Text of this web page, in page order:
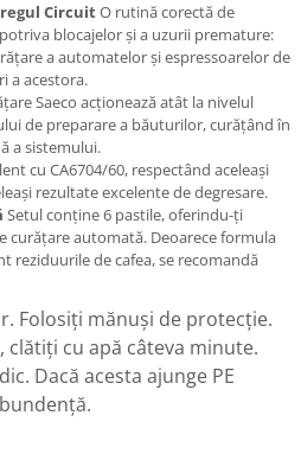
CircuitO rutină corectă de
blocajelor și a uzurii premature:
a automatelor și espressoarelor de
a acestora.
Saeco acționează atât la nivelul
de preparare a băuturilor, curățând în
a sistemului.
cu CA6704/60, respectând aceleași
rezultate excelente de degresare.
Setul conține 6 pastile, oferindu-ți
curățare automată. Deoarece formula
reziduurile de cafea, se recomandă
Folosiți mănuși de protecție.
clătiți cu apă câteva minute.
Dacă acesta ajunge PE